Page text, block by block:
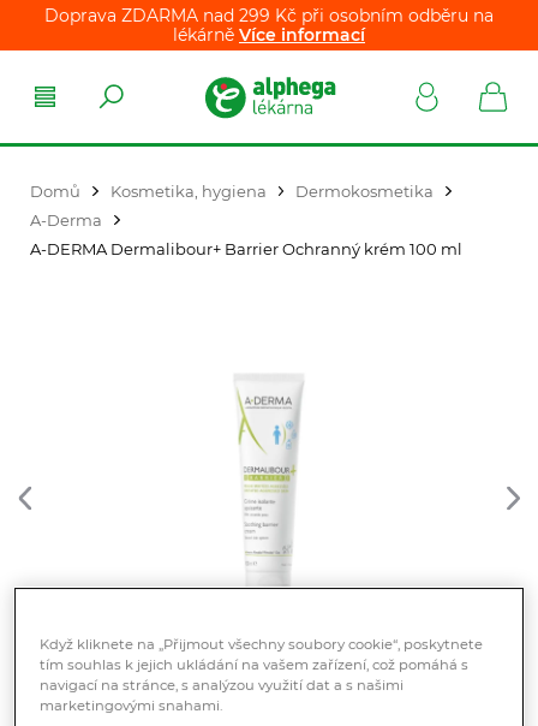
Doprava ZDARMA nad 299 Kč při osobním odběru na
lékárně Více informací
Domů Kosmetika, hygiena
Dermokosmetika
A-Derma
A-DERMA Dermalibour+ Barrier Ochranný krém 100 ml
Když kliknete na „Přijmout všechny soubory cookie“, poskytnete
tím souhlas k jejich ukládání na vašem zařízení, což pomáhá s
navigací na stránce, s analýzou využití dat a s našimi
marketingovými snahami.